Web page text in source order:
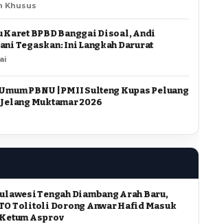
Khusus
Karet BPBD Banggai Disoal, Andi
Tegaskan: Ini Langkah Darurat
PBNU | PMII Sulteng Kupas Peluang
Muktamar 2026
Tengah Diambang Arah Baru,
Tolitoli Dorong Anwar Hafid Masuk
Asprov